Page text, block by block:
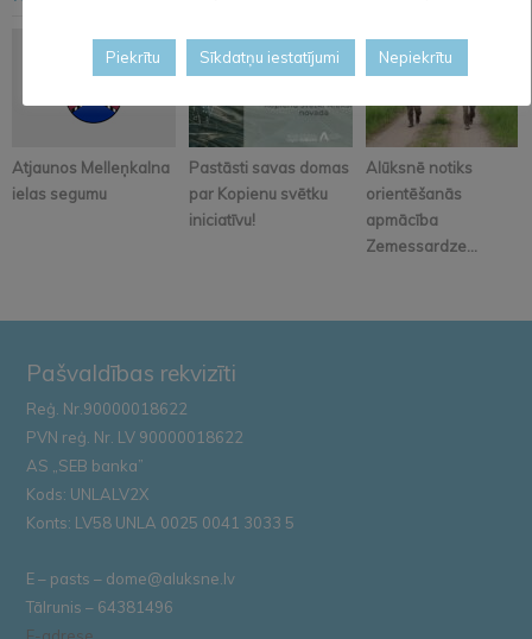
Atjaunos Melleņkalna
ielas segumu
Pastāsti savas domas
par Kopienu svētku
iniciatīvu!
Alūksnē notiks
orientēšanās
apmācība
Zemessardze...
Pašvaldības rekvizīti
Reģ. Nr.90000018622
PVN reģ. Nr. LV 90000018622
AS „SEB banka”
Kods: UNLALV2X
Konts: LV58 UNLA 0025 0041 3033 5
E – pasts – dome@aluksne.lv
Tālrunis – 64381496
E-adrese
Piekrītu Sīkdatņu iestatījumi Nepiekrītu